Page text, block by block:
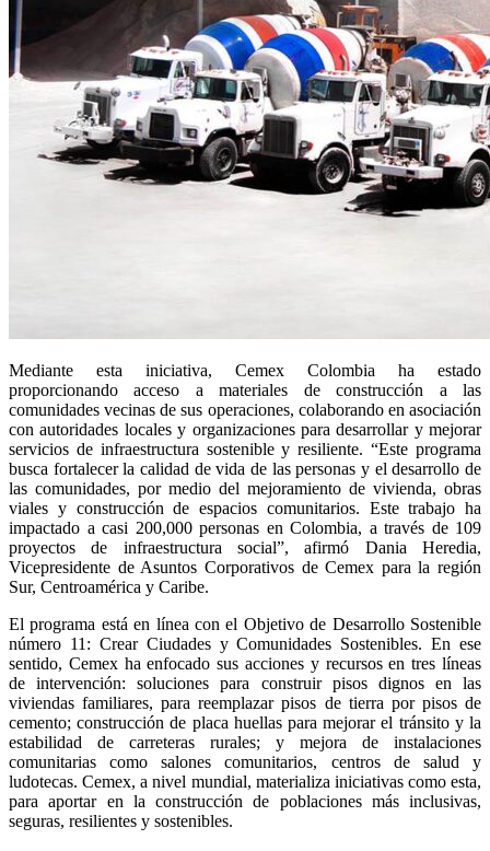
Mediante esta iniciativa, Cemex Colombia ha estado
proporcionando acceso a materiales de construcción a las
comunidades vecinas de sus operaciones, colaborando en asociación
con autoridades locales y organizaciones para desarrollar y mejorar
servicios de infraestructura sostenible y resiliente. “Este programa
busca fortalecer la calidad de vida de las personas y el desarrollo de
las comunidades, por medio del mejoramiento de vivienda, obras
viales y construcción de espacios comunitarios. Este trabajo ha
impactado a casi 200,000 personas en Colombia, a través de 109
proyectos de infraestructura social”, afirmó Dania Heredia,
Vicepresidente de Asuntos Corporativos de Cemex para la región
Sur, Centroamérica y Caribe.
El programa está en línea con el Objetivo de Desarrollo Sostenible
número 11: Crear Ciudades y Comunidades Sostenibles. En ese
sentido, Cemex ha enfocado sus acciones y recursos en tres líneas
de intervención: soluciones para construir pisos dignos en las
viviendas familiares, para reemplazar pisos de tierra por pisos de
cemento; construcción de placa huellas para mejorar el tránsito y la
estabilidad de carreteras rurales; y mejora de instalaciones
comunitarias como salones comunitarios, centros de salud y
ludotecas. Cemex, a nivel mundial, materializa iniciativas como esta,
para aportar en la construcción de poblaciones más inclusivas,
seguras, resilientes y sostenibles.